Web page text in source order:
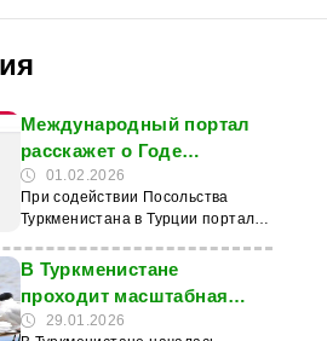
Международный портал
расскажет о Годе
крылатых скакунов в
Туркменистане
01.02.2026
При содействии Посольства
Туркменистана в Турции портал
системное и масштабное
освещение мероприятий,
посвящённых объявлению 2026
года в Туркменистане Годом
В Туркменистане
проходит масштабная
инвентаризация
29.01.2026